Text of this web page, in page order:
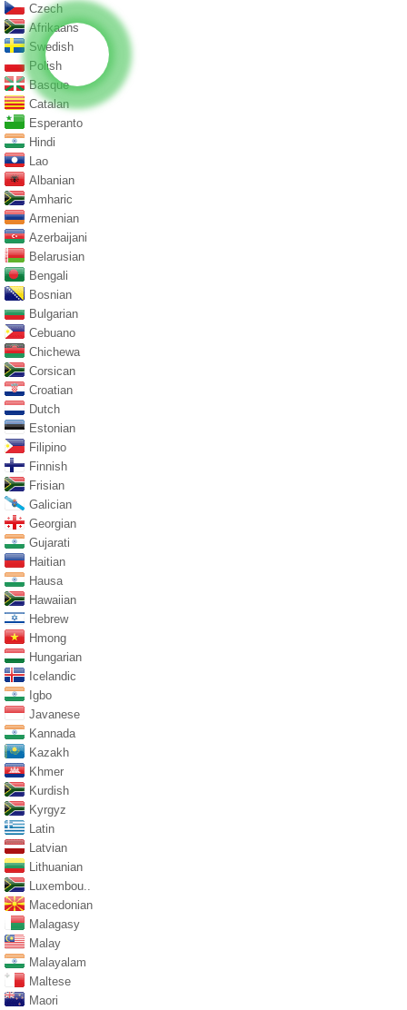
Czech
Afrikaans
Swedish
Polish
Basque
Catalan
Esperanto
Hindi
Lao
Albanian
Amharic
Armenian
Azerbaijani
Belarusian
Bengali
Bosnian
Bulgarian
Cebuano
Chichewa
Corsican
Croatian
Dutch
Estonian
Filipino
Finnish
Frisian
Galician
Georgian
Gujarati
Haitian
Hausa
Hawaiian
Hebrew
Hmong
Hungarian
Icelandic
Igbo
Javanese
Kannada
Kazakh
Khmer
Kurdish
Kyrgyz
Latin
Latvian
Lithuanian
Luxembou..
Macedonian
Malagasy
Malay
Malayalam
Maltese
Maori